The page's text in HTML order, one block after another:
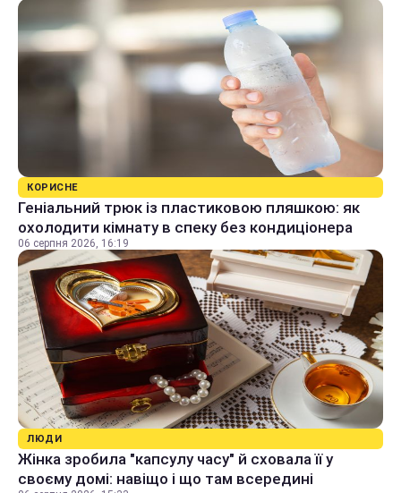
КОРИСНЕ
Геніальний трюк із пластиковою пляшкою: як
охолодити кімнату в спеку без кондиціонера
06 серпня 2026, 16:19
ЛЮДИ
Жінка зробила "капсулу часу" й сховала її у
своєму домі: навіщо і що там всередині